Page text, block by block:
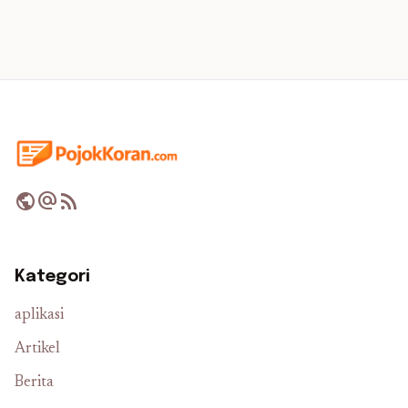
publicalternate_emailrss_feed
Kategori
aplikasi
Artikel
Berita